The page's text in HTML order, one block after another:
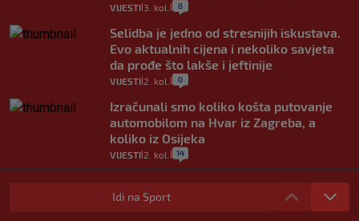
VIJESTI 3. kol. 8
Selidba je jedno od stresnijih iskustava.
Evo aktualnih cijena i nekoliko savjeta
da prođe što lakše i jeftinije
VIJESTI 2. kol. 0
Izračunali smo koliko košta putovanje
automobilom na Hvar iz Zagreba, a
koliko iz Osijeka
VIJESTI 2. kol. 14
"Kći je otišla na more, a zaboravila
zdravstvenu iskaznicu". Kakva su prava
pacijenata izvan mjesta prebivališta?
Idi na Sport